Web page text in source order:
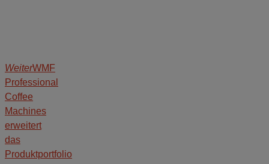
WeiterWMF
Professional
Coffee
Machines
erweitert
das
Produktportfolio